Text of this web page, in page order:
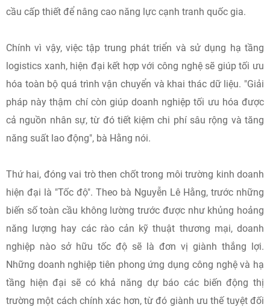
cầu cấp thiết để nâng cao năng lực cạnh tranh quốc gia.
Chính vì vậy, việc tập trung phát triển và sử dụng hạ tầng
logistics xanh, hiện đại kết hợp với công nghệ sẽ giúp tối ưu
hóa toàn bộ quá trình vận chuyển và khai thác dữ liệu. "Giải
pháp này thậm chí còn giúp doanh nghiệp tối ưu hóa được
cả nguồn nhân sự, từ đó tiết kiệm chi phí sâu rộng và tăng
năng suất lao động", bà Hằng nói.
Thứ hai, đóng vai trò then chốt trong môi trường kinh doanh
hiện đại là "Tốc độ". Theo bà Nguyễn Lê Hằng, trước những
biến số toàn cầu không lường trước được như khủng hoảng
năng lượng hay các rào cản kỹ thuật thương mại, doanh
nghiệp nào sở hữu tốc độ sẽ là đơn vị giành thắng lợi.
Những doanh nghiệp tiên phong ứng dụng công nghệ và hạ
tầng hiện đại sẽ có khả năng dự báo các biến động thị
trường một cách chính xác hơn, từ đó giành ưu thế tuyệt đối